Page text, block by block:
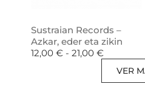
Sustraian Records –
Azkar, eder eta zikin
12,00 € - 21,00 €
VER